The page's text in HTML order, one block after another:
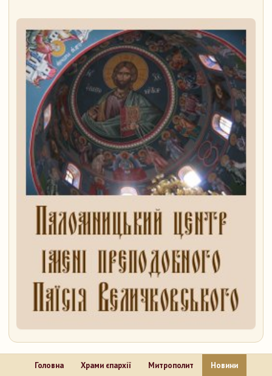
Головна Храми єпархії Митрополит Новини